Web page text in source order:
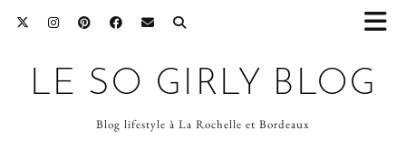
LE SO GIRLY BLOG
Blog lifestyle à La Rochelle et Bordeaux